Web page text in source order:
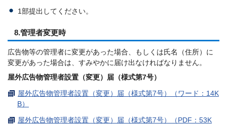
1部提出してください。
8.管理者変更時
広告物等の管理者に変更があった場合、もしくは氏名（住所）に
変更があった場合は、すみやかに届け出なければなりません。
屋外広告物管理者設置（変更）届（様式第7号）
屋外広告物管理者設置（変更）届（様式第7号）（ワード：14K
B）
屋外広告物管理者設置（変更）届（様式第7号）（PDF：53K